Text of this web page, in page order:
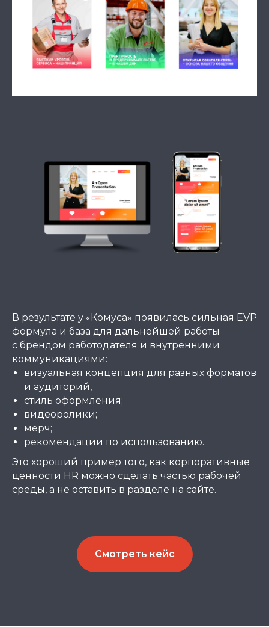
В результате у «Комуса» появилась сильная EVP
формула и база для дальнейшей работы
с брендом работодателя и внутренними
коммуникациями:
визуальная концепция для разных форматов
и аудиторий,
стиль оформления;
видеоролики;
мерч;
рекомендации по использованию.
Это хороший пример того, как корпоративные
ценности HR можно сделать частью рабочей
среды, а не оставить в разделе на сайте.
Смотреть кейс